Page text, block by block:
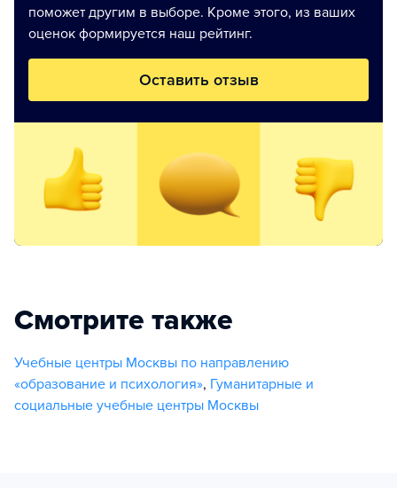
поможет другим в выборе. Кроме этого, из ваших
оценок формируется наш рейтинг.
Оставить отзыв
Смотрите также
Учебные центры Москвы по направлению
«образование и психология», Гуманитарные и
социальные учебные центры Москвы